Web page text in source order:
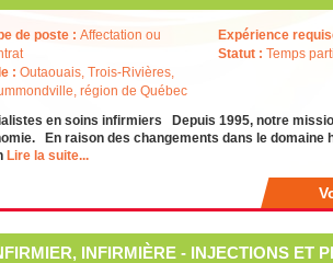
de poste : Affectation ou
: Outaouais, Trois-Rivières,
région de Québec
Expérience
Statut : Temps
en soins infirmiers Depuis 1995, notre
En raison des changements dans le
Lire la suite...
INFIRMIÈRE - INJECTIONS ET